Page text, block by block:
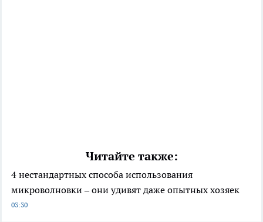
Читайте также:
4 нестандартных способа использования
микроволновки – они удивят даже опытных хозяек
03:30